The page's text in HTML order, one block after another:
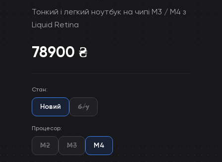
Тонкий і легкий ноутбук на чипі M3 / M4 з
Liquid Retina
78900 ₴
Стан:
Новий б/у
Процесор:
M2 M3 M4